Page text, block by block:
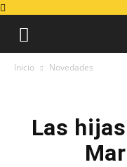
Inicio Novedades
Las